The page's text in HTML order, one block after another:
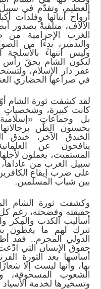
العظيم، وتقدّم في
أرواح أبنائها وفلذات
الآلاف، متلقيةً بصدور
الغرب الإجرامية من
والتدمير، بدءًا من
وليس انتهاءً بالأسلحة
لتكون الشام بحقّ رأس
عقر دار الإسلام،
في صراعها الحضاري
لقد كشفت ثورة الشام
كانت كبيرة، وشخصياتٍ
بل وجماعاتٍ
يحسنون الظن
الخندق الآخر، خندق
ينافحون عن
المستميت، يعملون
سبيل الغرب من عاداها،
على ضرب إيقاع
بين شباب المسلمين.
وكشفت ثورة الشام
حقيقته وفضحته، رغم كل
أساليب الكذب والمكر
تترك لهم ما يغطّون
الدولي المجرم.. فقد
حقوق الإنسان التي
أساسها بعد الثورة
بها، وأنها ليست إلا
الشعوب المسحوقة،
وتسخيرها لخدمة الأسياد